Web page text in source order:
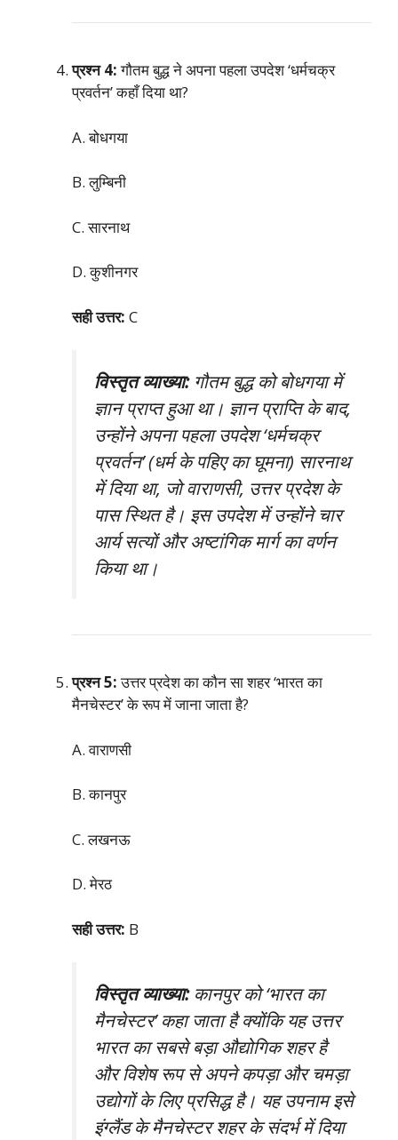
प्रश्न 4:गौतम बुद्ध ने अपना पहला उपदेश ‘धर्मचक्र
प्रवर्तन’ कहाँ दिया था?
A. बोधगया
B. लुम्बिनी
C. सारनाथ
D. कुशीनगर
सही उत्तर: C
विस्तृत व्याख्या:गौतम बुद्ध को बोधगया में
ज्ञान प्राप्त हुआ था। ज्ञान प्राप्ति के बाद,
उन्होंने अपना पहला उपदेश ‘धर्मचक्र
प्रवर्तन’ (धर्म के पहिए का घूमना) सारनाथ
में दिया था, जो वाराणसी, उत्तर प्रदेश के
पास स्थित है। इस उपदेश में उन्होंने चार
आर्य सत्यों और अष्टांगिक मार्ग का वर्णन
किया था।
प्रश्न 5:उत्तर प्रदेश का कौन सा शहर ‘भारत का
मैनचेस्टर’ के रूप में जाना जाता है?
A. वाराणसी
B. कानपुर
C. लखनऊ
D. मेरठ
सही उत्तर: B
विस्तृत व्याख्या:कानपुर को ‘भारत का
मैनचेस्टर’ कहा जाता है क्योंकि यह उत्तर
भारत का सबसे बड़ा औद्योगिक शहर है
और विशेष रूप से अपने कपड़ा और चमड़ा
उद्योगों के लिए प्रसिद्ध है। यह उपनाम इसे
इंग्लैंड के मैनचेस्टर शहर के संदर्भ में दिया